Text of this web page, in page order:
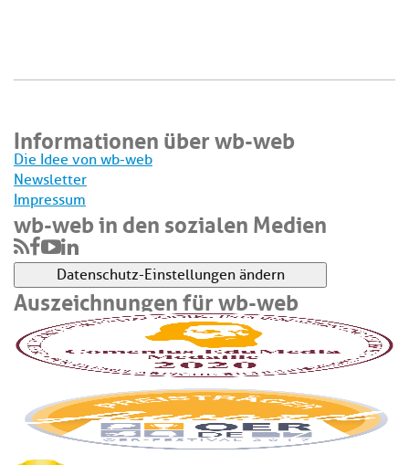
Informationen über wb-web
Die Idee von wb-web
Newsletter
Impressum
wb-web in den sozialen Medien
Datenschutz-Einstellungen ändern
Auszeichnungen für wb-web